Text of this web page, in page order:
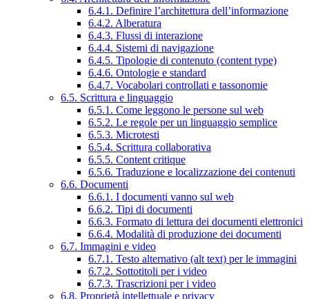
6.4.1. Definire l’architettura dell’informazione
6.4.2. Alberatura
6.4.3. Flussi di interazione
6.4.4. Sistemi di navigazione
6.4.5. Tipologie di contenuto (content type)
6.4.6. Ontologie e standard
6.4.7. Vocabolari controllati e tassonomie
6.5. Scrittura e linguaggio
6.5.1. Come leggono le persone sul web
6.5.2. Le regole per un linguaggio semplice
6.5.3. Microtesti
6.5.4. Scrittura collaborativa
6.5.5. Content critique
6.5.6. Traduzione e localizzazione dei contenuti
6.6. Documenti
6.6.1. I documenti vanno sul web
6.6.2. Tipi di documenti
6.6.3. Formato di lettura dei documenti elettronici
6.6.4. Modalità di produzione dei documenti
6.7. Immagini e video
6.7.1. Testo alternativo (alt text) per le immagini
6.7.2. Sottotitoli per i video
6.7.3. Trascrizioni per i video
6.8. Proprietà intellettuale e privacy